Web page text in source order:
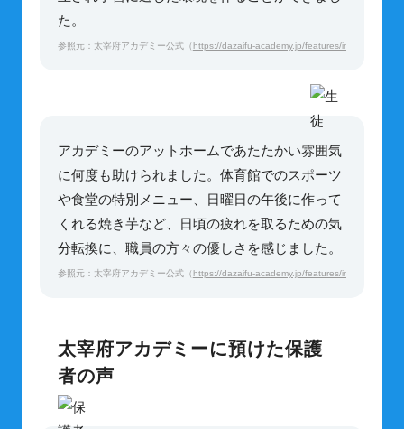
た。
参照元：太宰府アカデミー公式（https://dazaifu-academy.jp/features/interview/
アカデミーのアットホームであたたかい雰囲気
に何度も助けられました。体育館でのスポーツ
や食堂の特別メニュー、日曜日の午後に作って
くれる焼き芋など、日頃の疲れを取るための気
分転換に、職員の方々の優しさを感じました。
参照元：太宰府アカデミー公式（https://dazaifu-academy.jp/features/interview/
太宰府アカデミーに預けた保護
者の声